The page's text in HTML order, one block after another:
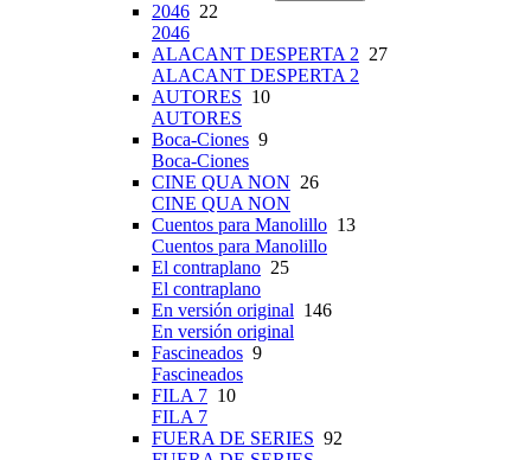
2046 22
2046
ALACANT DESPERTA 2 27
ALACANT DESPERTA 2
AUTORES 10
AUTORES
Boca-Ciones 9
Boca-Ciones
CINE QUA NON 26
CINE QUA NON
Cuentos para Manolillo 13
Cuentos para Manolillo
El contraplano 25
El contraplano
En versión original 146
En versión original
Fascineados 9
Fascineados
FILA 7 10
FILA 7
FUERA DE SERIES 92